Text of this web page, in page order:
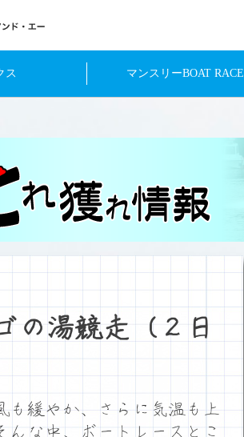
ス マンスリーBOAT RACE
の湯競走（２日
も緩やか、さらに気温も上
な中、ボートレースとこ